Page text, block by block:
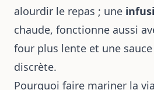
alourdir le repas ; une
chaude, fonctionne aussi
four plus lente et une
discrète.
Pourquoi faire mariner la